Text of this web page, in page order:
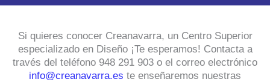
Si quieres conocer Creanavarra, un Centro Superior
especializado en Diseño ¡Te esperamos! Contacta a
través del teléfono 948 291 903 o el correo electrónico
info@creanavarra.es te enseñaremos nuestras